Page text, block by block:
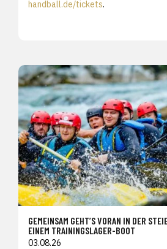
handball.de/tickets.
GEMEINSAM GEHT’S VORAN IN DER
EINEM TRAININGSLAGER-BOOT
03.08.26